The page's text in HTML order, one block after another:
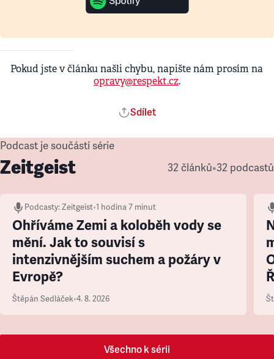
Pokud jste v článku našli chybu, napište nám prosím na
opravy@respekt.cz.
Sdílet
Podcast je součástí série
Zeitgeist 32 článků•32 podcastů
Podcasty:Zeitgeist•1 hodina 7 minut
Ohříváme Zemi a koloběh vody se
mění. Jak to souvisí s
intenzivnějším suchem a požáry v
Evropě?
Štěpán Sedláček•4. 8. 2026
Všechno k sérii